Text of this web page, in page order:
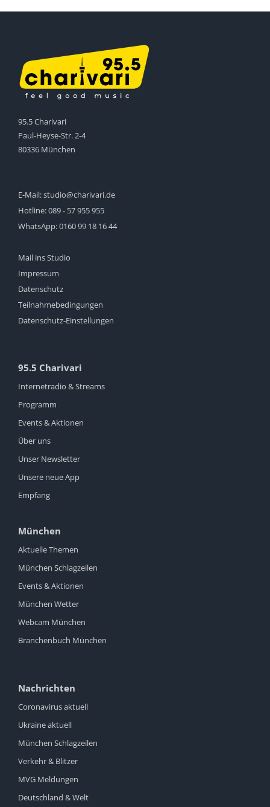
95.5 Charivari
Paul-Heyse-Str. 2-4
80336 München
E-Mail:studio@charivari.de
Hotline:089 - 57 955 955
WhatsApp:0160 99 18 16 44
Mail ins Studio
Impressum
Datenschutz
Teilnahmebedingungen
Datenschutz-Einstellungen
95.5 Charivari
Internetradio & Streams
Programm
Events & Aktionen
Über uns
Unser Newsletter
Unsere neue App
Empfang
München
Aktuelle Themen
München Schlagzeilen
Events & Aktionen
München Wetter
Webcam München
Branchenbuch München
Nachrichten
Coronavirus aktuell
Ukraine aktuell
München Schlagzeilen
Verkehr & Blitzer
MVG Meldungen
Deutschland & Welt